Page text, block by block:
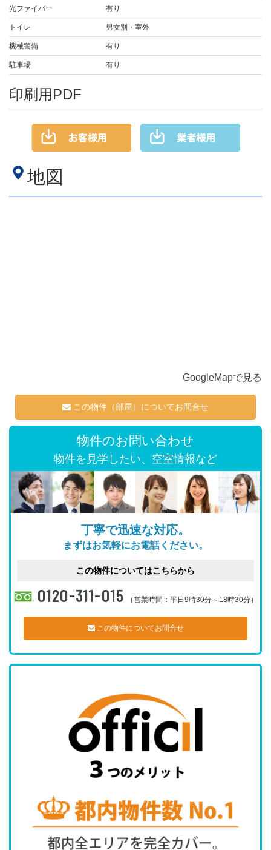
光ファイバー 有り
トイレ 男女別・室外
機械警備 有り
駐車場 有り
印刷用PDF
地図
GoogleMapで見る
この物件（部屋）についてお問合せ
物件のお問い合わせ
物件を見学したい、空室情報など
丁寧で迅速な対応。
まずはお気軽にお電話ください。
この物件についてはこちらから
0120-311-015 （営業時間：平日9時30分～18時30分）
この物件についてお問合せ